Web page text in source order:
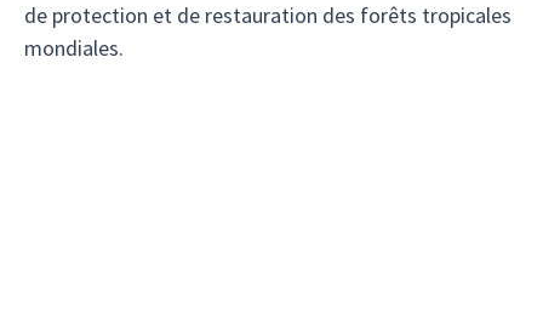
de protection et de restauration des forêts tropicales
mondiales.